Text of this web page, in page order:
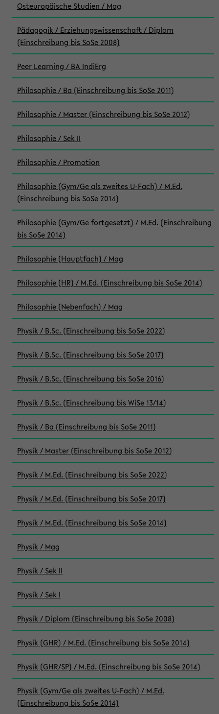
Osteuropäische Studien / Mag
Pädagogik / Erziehungswissenschaft / Diplom
(Einschreibung bis SoSe 2008)
Peer Learning / BA IndiErg
Philosophie / Ba (Einschreibung bis SoSe 2011)
Philosophie / Master (Einschreibung bis SoSe 2012)
Philosophie / Sek II
Philosophie / Promotion
Philosophie (Gym/Ge als zweites U-Fach) / M.Ed.
(Einschreibung bis SoSe 2014)
Philosophie (Gym/Ge fortgesetzt) / M.Ed. (Einschreibung
bis SoSe 2014)
Philosophie (Hauptfach) / Mag
Philosophie (HR) / M.Ed. (Einschreibung bis SoSe 2014)
Philosophie (Nebenfach) / Mag
Physik / B.Sc. (Einschreibung bis SoSe 2022)
Physik / B.Sc. (Einschreibung bis SoSe 2017)
Physik / B.Sc. (Einschreibung bis SoSe 2016)
Physik / B.Sc. (Einschreibung bis WiSe 13/14)
Physik / Ba (Einschreibung bis SoSe 2011)
Physik / Master (Einschreibung bis SoSe 2012)
Physik / M.Ed. (Einschreibung bis SoSe 2022)
Physik / M.Ed. (Einschreibung bis SoSe 2017)
Physik / M.Ed. (Einschreibung bis SoSe 2014)
Physik / Mag
Physik / Sek II
Physik / Sek I
Physik / Diplom (Einschreibung bis SoSe 2008)
Physik (GHR) / M.Ed. (Einschreibung bis SoSe 2014)
Physik (GHR/SP) / M.Ed. (Einschreibung bis SoSe 2014)
Physik (Gym/Ge als zweites U-Fach) / M.Ed.
(Einschreibung bis SoSe 2014)